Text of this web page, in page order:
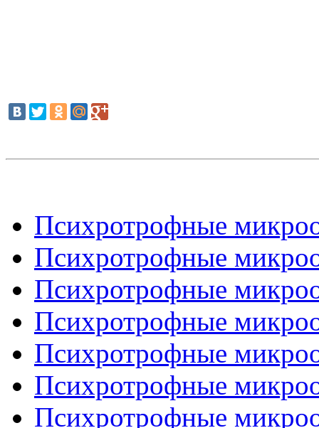
Психротрофные
Психротрофные
Психротрофные
Психротрофные
Психротрофные
Психротрофные
Психротрофные